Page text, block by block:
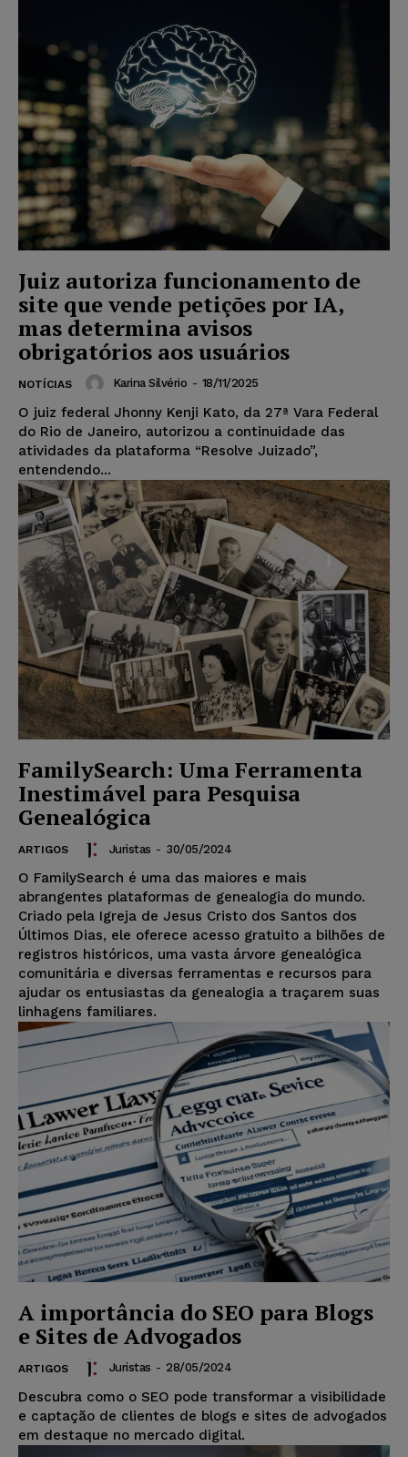
Juiz autoriza funcionamento de
site que vende petições por IA,
mas determina avisos
obrigatórios aos usuários
NOTÍCIAS Karina Silvério - 18/11/2025
O juiz federal Jhonny Kenji Kato, da 27ª Vara Federal
do Rio de Janeiro, autorizou a continuidade das
atividades da plataforma “Resolve Juizado”,
entendendo...
FamilySearch: Uma Ferramenta
Inestimável para Pesquisa
Genealógica
ARTIGOS Juristas - 30/05/2024
O FamilySearch é uma das maiores e mais
abrangentes plataformas de genealogia do mundo.
Criado pela Igreja de Jesus Cristo dos Santos dos
Últimos Dias, ele oferece acesso gratuito a bilhões de
registros históricos, uma vasta árvore genealógica
comunitária e diversas ferramentas e recursos para
ajudar os entusiastas da genealogia a traçarem suas
linhagens familiares.
A importância do SEO para Blogs
e Sites de Advogados
ARTIGOS Juristas - 28/05/2024
Descubra como o SEO pode transformar a visibilidade
e captação de clientes de blogs e sites de advogados
em destaque no mercado digital.